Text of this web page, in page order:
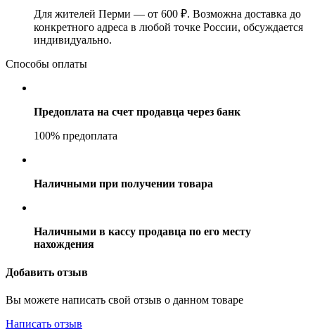
Для жителей Перми — от 600 ₽. Возможна доставка до
конкретного адреса в любой точке России, обсуждается
индивидуально.
Способы оплаты
Предоплата на счет продавца через банк
100% предоплата
Наличными при получении товара
Наличными в кассу продавца по его месту
нахождения
Добавить отзыв
Вы можете написать свой отзыв о данном товаре
Написать отзыв